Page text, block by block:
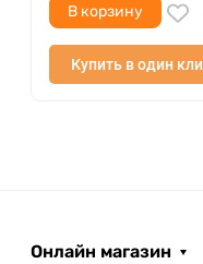
В корзину
Купить в один
Онлайн магазин